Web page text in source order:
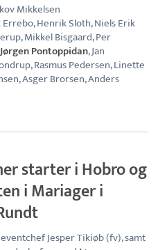
Mikkelsen
Henrik Sloth, Niels Erik
Mikkel Bisgaard, Per
Jørgen Pontoppidan, Jan
Rasmus Pedersen, Linette
Asger Brorsen, Anders
starter i Hobro og
i Mariager i
Jesper Tikiøb (fv), samt